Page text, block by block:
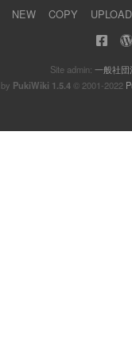
NEW COPY UPLOAD
Site admin: 一般社団
PukiWiki 1.5.4© 2001-2022